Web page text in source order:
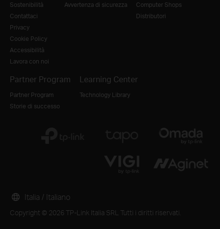
Sostenibilità
Contattaci
Privacy
Cookie Policy
Accessibilità
Lavora con noi
Avvertenza di sicurezza
Computer Shops
Distributori
Partner Program
Partner Program
Storie di successo
Learning Center
Technology Library
Copyright © 2026 TP-Link Italia SRL Tutti i diritti riservati.
Italia / Italiano